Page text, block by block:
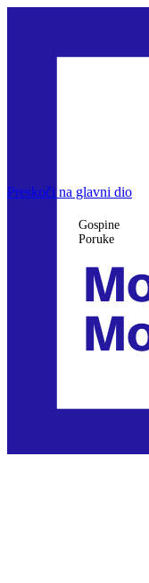
Preskoči na glavni dio
Gospine
Poruke